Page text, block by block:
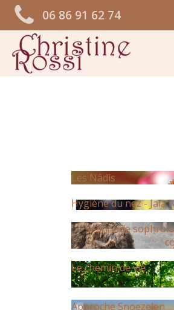
06 86 91 62 74
Les Nâdis
Hygiène du nez - Jala
Séance de
Le chemin de vie
Approche Snoezelen